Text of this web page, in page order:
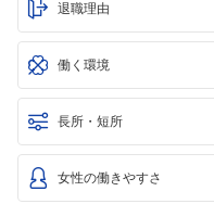
退職理由
働く環境
長所・短所
女性の働きやすさ